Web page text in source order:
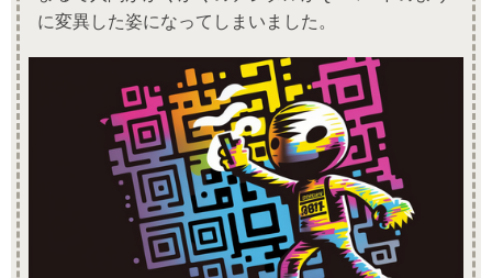
に変異した姿になってしまいました。